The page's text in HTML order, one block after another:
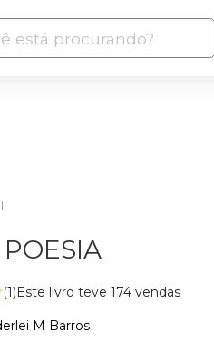
(1)Este livro teve 174 vendas
M Barros